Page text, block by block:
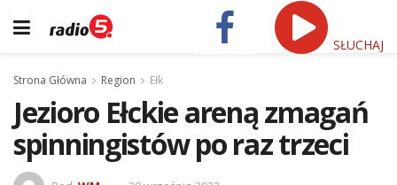
SŁUCHAJ
Strona Główna Region Ełk
Jezioro Ełckie areną zmagań
spinningistów po raz trzeci